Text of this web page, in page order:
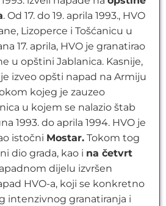
. Od 17. do 19. aprila 1993., HVO
Lizoperce i Tošćanicu u
17. aprila, HVO je granatirao
u opštini Jablanica. Kasnije,
je izveo opšti napad na Armiju
kojeg je zauzeo
u kojem se nalazio štab
1993. do aprila 1994. HVO je
istočni Mostar. Tokom tog
dio grada, kao i na četvrt
dijelu izvršen
HVO-a, koji se konkretno
intenzivnog granatiranja i